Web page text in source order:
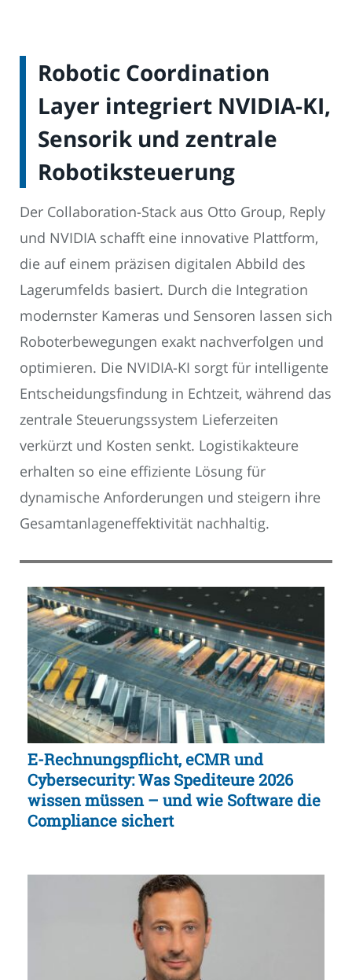
Robotic Coordination
Layer integriert NVIDIA-KI,
Sensorik und zentrale
Robotiksteuerung
Der Collaboration-Stack aus Otto Group, Reply
und NVIDIA schafft eine innovative Plattform,
die auf einem präzisen digitalen Abbild des
Lagerumfelds basiert. Durch die Integration
modernster Kameras und Sensoren lassen sich
Roboterbewegungen exakt nachverfolgen und
optimieren. Die NVIDIA-KI sorgt für intelligente
Entscheidungsfindung in Echtzeit, während das
zentrale Steuerungssystem Lieferzeiten
verkürzt und Kosten senkt. Logistikakteure
erhalten so eine effiziente Lösung für
dynamische Anforderungen und steigern ihre
Gesamtanlageneffektivität nachhaltig.
E-Rechnungspflicht, eCMR und
Cybersecurity: Was Spediteure 2026
wissen müssen – und wie Software die
Compliance sichert